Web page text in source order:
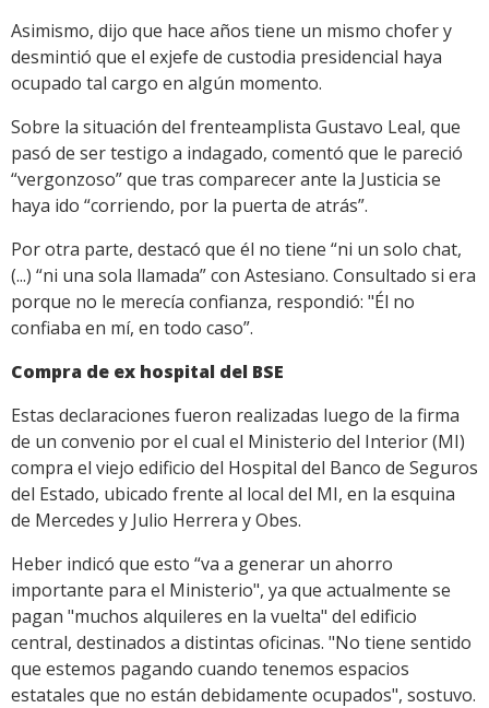
Asimismo, dijo que hace años tiene un mismo chofer y
desmintió que el exjefe de custodia presidencial haya
ocupado tal cargo en algún momento.
Sobre la situación del frenteamplista Gustavo Leal, que
pasó de ser testigo a indagado, comentó que le pareció
“vergonzoso” que tras comparecer ante la Justicia se
haya ido “corriendo, por la puerta de atrás”.
Por otra parte, destacó que él no tiene “ni un solo chat,
(...) “ni una sola llamada” con Astesiano. Consultado si era
porque no le merecía confianza, respondió: "Él no
confiaba en mí, en todo caso”.
Compra de ex hospital del BSE
Estas declaraciones fueron realizadas luego de la firma
de un convenio por el cual el Ministerio del Interior (MI)
compra el viejo edificio del Hospital del Banco de Seguros
del Estado, ubicado frente al local del MI, en la esquina
de Mercedes y Julio Herrera y Obes.
Heber indicó que esto “va a generar un ahorro
importante para el Ministerio", ya que actualmente se
pagan "muchos alquileres en la vuelta" del edificio
central, destinados a distintas oficinas. "No tiene sentido
que estemos pagando cuando tenemos espacios
estatales que no están debidamente ocupados", sostuvo.